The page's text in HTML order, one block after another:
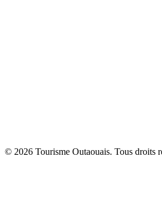
© 2026 Tourisme Outaouais. Tous droits